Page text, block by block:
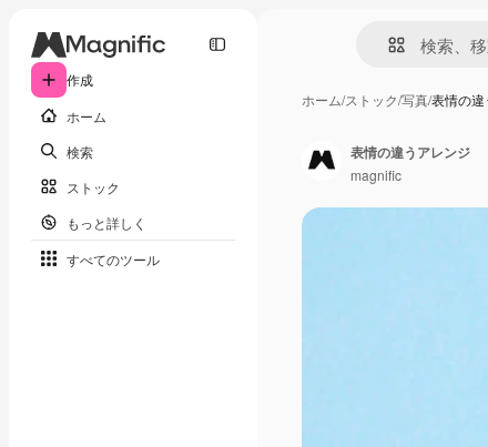
作成
ホーム
検索
ストック
もっと詳しく
すべてのツール
ホーム/ストック/写真/表情の
表情の違うアレンジ
magnific